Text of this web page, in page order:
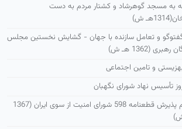
به مسجد گوهرشاد و كشتار مردم به دست
ش)
و تعامل سازنده با جهان - گشایش نخستین مجلس
رهبری (1362 هـ ش)
و تامین اجتماعی
تأسیس نهاد شورای نگهبان
اعلام پذیرش قطعنامه 598 شورای امنیت از سوی ایران (1367